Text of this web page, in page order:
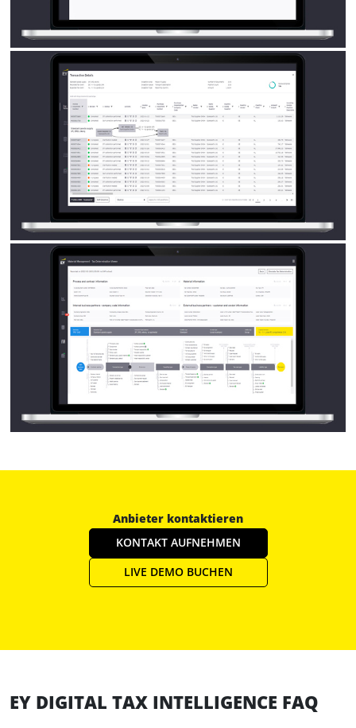
Anbieter kontaktieren
KONTAKT AUFNEHMEN
LIVE DEMO BUCHEN
EY DIGITAL TAX INTELLIGENCE FAQ